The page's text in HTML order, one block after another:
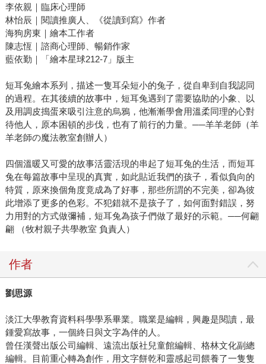
李依親｜臨床心理師
林怡辰｜閱讀推廣人、《從讀到寫》作者
海狗房東｜繪本工作者
陳志恆｜諮商心理師、暢銷作家
藍依勤｜「繪本星球212-7」版主
短耳兔繪本系列，描述一隻耳朵短小的兔子，從自卑到自我認同
的過程。在其後續的故事中，短耳兔遇到了需要協助的小象、以
及用調皮搗蛋來吸引注意的烏鴉，他漸漸學會用溫柔同理的心對
待他人，原本困頓的步伐，也有了前行的力量。──羊羊老師（羊
羊老師の魔法教室創辦人）
四個溫暖又可愛的故事活靈活現的串起了短耳兔的生活，而短耳
兔在每篇故事中呈現的真實，如此貼近我們的孩子，看似負向的
特質，原來換個角度竟成為了好事，那些所謂的不完美，卻為彼
此增添了更多的色彩。不犯錯就不是孩子了，如何面對錯誤，努
力用對的方式做彌補，短耳兔為孩子們做了最好的示範。──何翩
翩 （牧村親子共學教室 負責人）
作者
劉思源
淡江大學教育資料科學學系畢業。職業是編輯，興趣是閱讀，最
鍾愛寫故事，一個終日與文字為伴的人。
曾任漢聲出版公司編輯、遠流出版社兒童館編輯、格林文化副總
編輯。目前重心轉為創作，用文字餅乾和靈感起司餵養了一隻隻